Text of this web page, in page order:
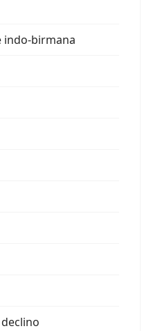
indo-birmana